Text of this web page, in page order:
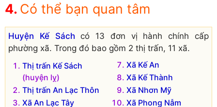
Có thể bạn quan tâm
Huyện Kế Sách có 13 đơn vị hành chính cấp
phường xã. Trong đó bao gồm 2 thị trấn, 11 xã.
Thị trấn Kế Sách
(huyện lỵ)
Thị trấn An Lạc Thôn
Xã An Lạc Tây
Xã Kế An
Xã Kế Thành
Xã Nhơn Mỹ
Xã Phong Nẫm